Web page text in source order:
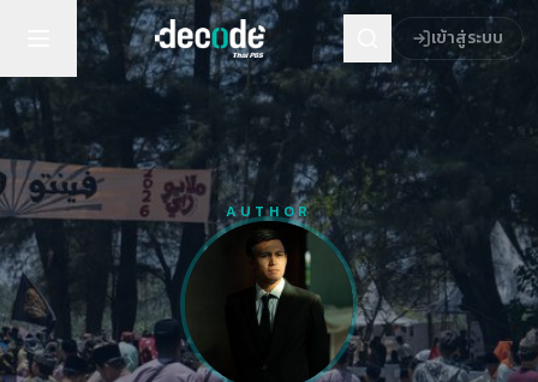
เข้าสู่ระบบ
AUTHOR